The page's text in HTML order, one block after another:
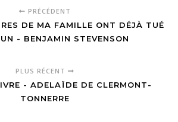
PRÉCÉDENT
DE MA FAMILLE ONT DÉJÀ TUÉ
- BENJAMIN STEVENSON
PLUS RÉCENT
- ADELAÏDE DE CLERMONT-
TONNERRE